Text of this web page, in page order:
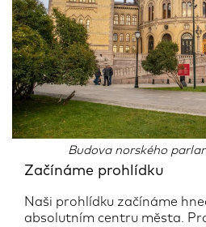
Budova norského
Začínáme prohlídku
Naši prohlídku začínáme
absolutním centru města.